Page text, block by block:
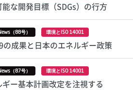
な開発目標（SDGs）の行方
（88号） 環境とISO 14001
の成果と日本のエネルギー政策
（87号） 環境とISO 14001
ー基本計画改定を注視する